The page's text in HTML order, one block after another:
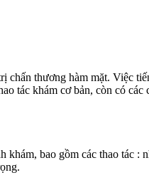
chấn thương hàm mặt. Việc
tác khám cơ bản, còn có
bao gồm các thao tác